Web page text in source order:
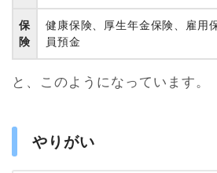
保
険
健康保険、厚生年金保険、雇用
員預金
と、このようになっています。
やりがい